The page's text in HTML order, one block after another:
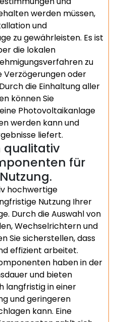
werden müssen,
und
zu gewährleisten. Es ist
die lokalen
zu
Verzögerungen oder
die Einhaltung aller
können Sie
Photovoltaikanlage
werden kann und
liefert.
qualitativ
für
hochwertige
Nutzung Ihrer
Durch die Auswahl von
Wechselrichtern und
Sie sicherstellen, dass
effizient arbeitet.
haben in der
und bieten
langfristig in einer
und geringeren
kann. Eine